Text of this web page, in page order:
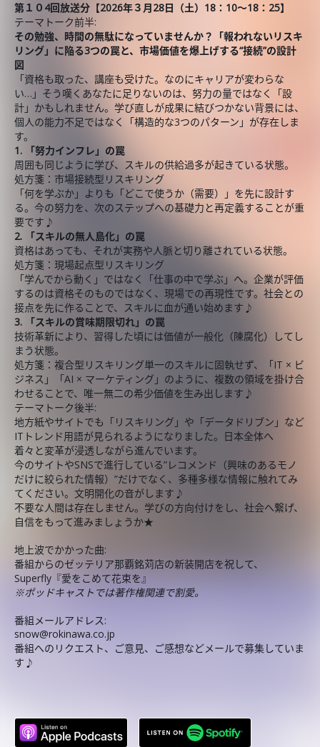
第１０4回放送分【2026年３月28日（土）18：10～18：25】
テーマトーク前半:
その勉強、時間の無駄になっていませんか？「報われないリスキ
リング」に陥る3つの罠と、市場価値を爆上げする“接続”の設計
図
「資格も取った、講座も受けた。なのにキャリアが変わらな
い…」そう嘆くあなたに足りないのは、努力の量ではなく「設
計」かもしれません。学び直しが成果に結びつかない背景には、
個人の能力不足ではなく「構造的な3つのパターン」が存在しま
す。
1. 「努力インフレ」の罠
周囲も同じように学び、スキルの供給過多が起きている状態。
処方箋：市場接続型リスキリング
「何を学ぶか」よりも「どこで使うか（需要）」を先に設計す
る。今の努力を、次のステップへの基礎力と再定義することが重
要です♪
2. 「スキルの無人島化」の罠
資格はあっても、それが実務や人脈と切り離されている状態。
処方箋：現場起点型リスキリング
「学んでから動く」ではなく「仕事の中で学ぶ」へ。企業が評価
するのは資格そのものではなく、現場での再現性です。社会との
接点を先に作ることで、スキルに血が通い始めます♪
3. 「スキルの賞味期限切れ」の罠
技術革新により、習得した頃には価値が一般化（陳腐化）してし
まう状態。
処方箋：複合型リスキリング単一のスキルに固執せず、「IT × ビ
ジネス」「AI × マーケティング」のように、複数の領域を掛け合
わせることで、唯一無二の希少価値を生み出します♪
テーマトーク後半:
地方紙やサイトでも「リスキリング」や「データドリブン」など
ITトレンド用語が見られるようになりました。日本全体へ
着々と変革が浸透しながら進んでいます。
今のサイトやSNSで進行している”レコメンド（興味のあるモノ
だけに絞られた情報）”だけでなく、多種多様な情報に触れてみ
てください。文明開化の音がします♪
不要な人間は存在しません。学びの方向付けをし、社会へ繋げ、
自信をもって進みましょうか★
地上波でかかった曲:
番組からのゼッテリア那覇銘苅店の新装開店を祝して、
Superfly『愛をこめて花束を』
※ポッドキャストでは著作権関連で割愛。
番組メールアドレス:
snow@rokinawa.co.jp
番組へのリクエスト、ご意見、ご感想などメールで募集していま
す♪